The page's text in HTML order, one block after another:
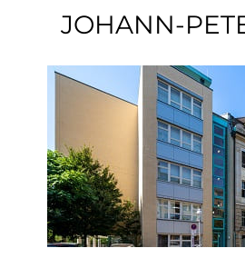
JOHANN-